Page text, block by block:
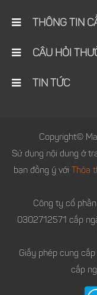
THÔNG TIN
CÂU HỎI
TIN TỨC
Copyright©
Sử dụng nội dung ở
bạn đồng ý với Thỏa
Công ty cổ
0302712571 cấp
Giấy phép cung
cấp